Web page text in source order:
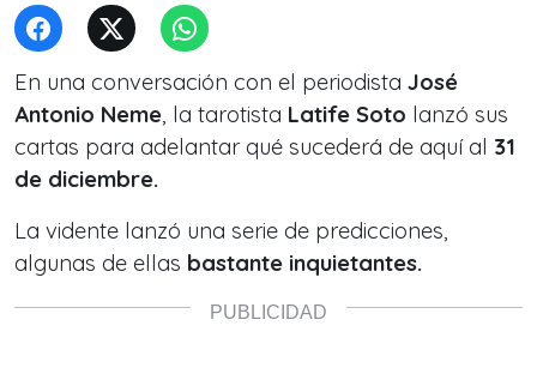
En una conversación con el periodista José
Antonio Neme, la tarotista Latife Soto lanzó sus
cartas para adelantar qué sucederá de aquí al 31
de diciembre.
La vidente lanzó una serie de predicciones,
algunas de ellas bastante inquietantes.